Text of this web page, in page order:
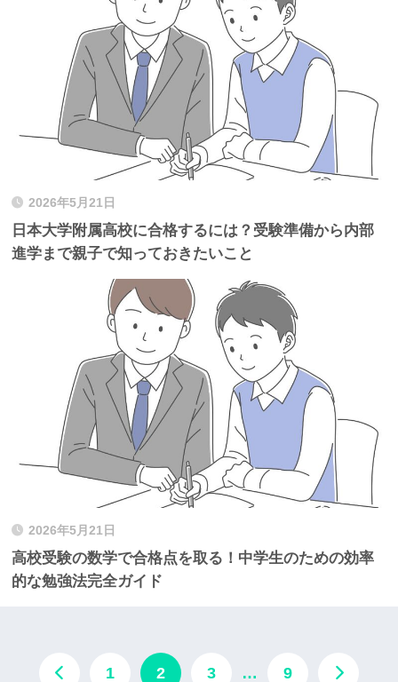
2026年5月21日
日本大学附属高校に合格するには？受験準備から内部
進学まで親子で知っておきたいこと
2026年5月21日
高校受験の数学で合格点を取る！中学生のための効率
的な勉強法完全ガイド
1 2 3 … 9